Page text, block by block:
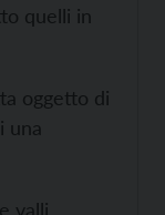
quelli in
oggetto di
una
valli